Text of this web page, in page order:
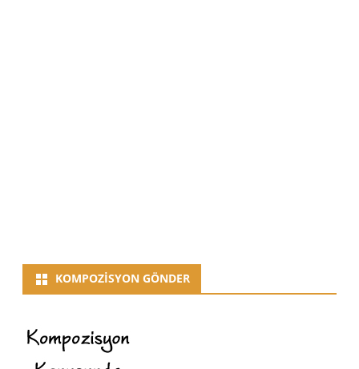
KOMPOZISYON GÖNDER